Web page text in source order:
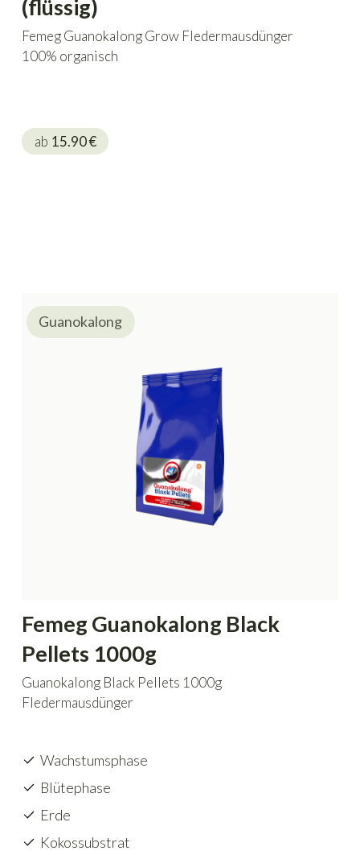
(flüssig)
Femeg Guanokalong Grow Fledermausdünger
100% organisch
ab 15.90€
Femeg Guanokalong Black
Pellets 1000g
Guanokalong Black Pellets 1000g
Fledermausdünger
Wachstumsphase
Blütephase
Erde
Kokossubstrat
Guanokalong